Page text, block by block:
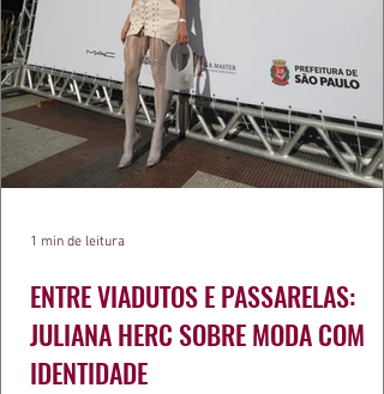
ENTRE VIADUTOS E PASSARELAS:
JULIANA HERC SOBRE MODA COM
IDENTIDADE
1 min de leitura